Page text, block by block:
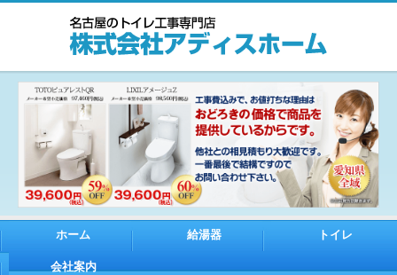
ホーム 給湯器 トイレ
会社案内